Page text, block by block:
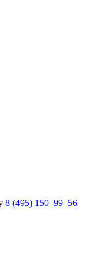
8 (495) 150–99–56